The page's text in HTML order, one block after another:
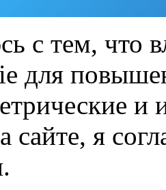
с тем, что
для
и
сайте, я